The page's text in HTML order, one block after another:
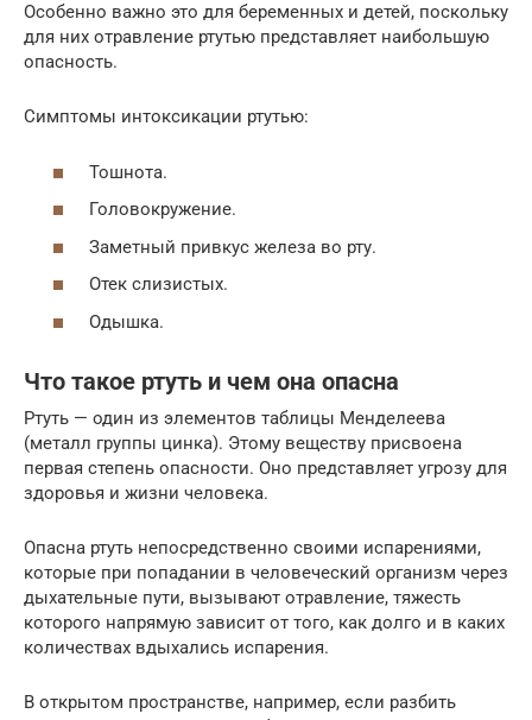
Особенно важно это для беременных и детей, поскольку
для них отравление ртутью представляет наибольшую
опасность.
Симптомы интоксикации ртутью:
Тошнота.
Головокружение.
Заметный привкус железа во рту.
Отек слизистых.
Одышка.
Что такое ртуть и чем она опасна
Ртуть — один из элементов таблицы Менделеева
(металл группы цинка). Этому веществу присвоена
первая степень опасности. Оно представляет угрозу для
здоровья и жизни человека.
Опасна ртуть непосредственно своими испарениями,
которые при попадании в человеческий организм через
дыхательные пути, вызывают отравление, тяжесть
которого напрямую зависит от того, как долго и в каких
количествах вдыхались испарения.
В открытом пространстве, например, если разбить